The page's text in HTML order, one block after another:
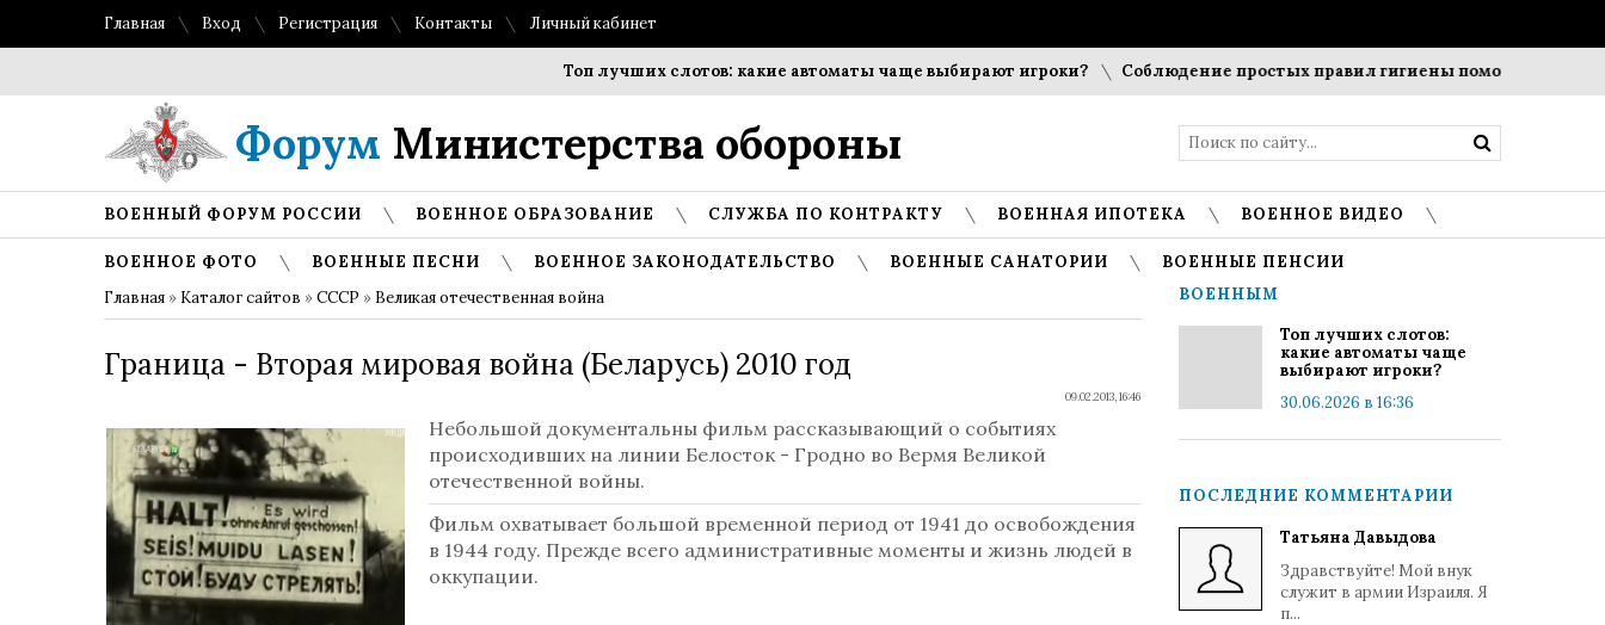
Главная Вход Регистрация Контакты Личный кабинет
Топ лучших слотов: какие автоматы чаще выбирают игроки? Соблюдение простых правил гигиены помогает
Форум Министерства обороны
ВОЕННЫЙ ФОРУМ РОССИИ ВОЕННОЕ ОБРАЗОВАНИЕ СЛУЖБА ПО КОНТРАКТУ ВОЕННАЯ ИПОТЕКА ВОЕННОЕ ВИДЕО
ВОЕННОЕ ФОТО ВОЕННЫЕ ПЕСНИ ВОЕННОЕ ЗАКОНОДАТЕЛЬСТВО ВОЕННЫЕ САНАТОРИИ
ВОЕННЫЕ ПЕНСИИ
Главная » Каталог сайтов »СССР » Великая отечественная война
Граница - Вторая мировая война (Беларусь) 2010 год
09.02.2013, 16:46
Небольшой документальны фильм рассказывающий о событиях
происходивших на линии Белосток - Гродно во Вермя Великой
отечественной войны.
Фильм охватывает большой временной период от 1941 до освобождения
в 1944 году. Прежде всего административные моменты и жизнь людей в
оккупации.
ВОЕННЫМ
Топ лучших слотов:
какие автоматы чаще
выбирают игроки?
30.06.2026 в 16:36
ПОСЛЕДНИЕ КОММЕНТАРИИ
Татьяна Давыдова
Здравствуйте! Мой внук
служит в армии Израиля. Я
п...